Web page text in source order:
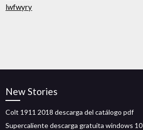
lwfwyry
New Stories
Colt 1911 2018 descarga del catálogo pdf
Supercaliente descarga gratuita windows 10